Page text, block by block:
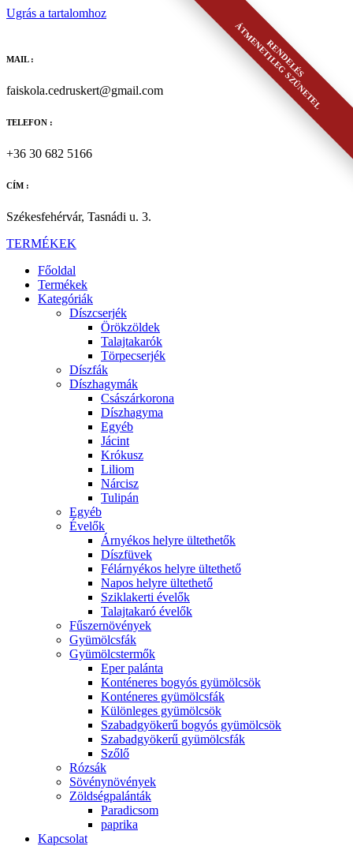
RENDELÉS
ÁTMENETILEG SZÜNETEL
Ugrás a tartalomhoz
MAIL :
faiskola.cedruskert@gmail.com
TELEFON :
+36 30 682 5166
CÍM :
Székesfehérvár, Tasnádi u. 3.
TERMÉKEK
Főoldal
Termékek
Kategóriák
Díszcserjék
Örökzöldek
Talajtakarók
Törpecserjék
Díszfák
Díszhagymák
Császárkorona
Díszhagyma
Egyéb
Jácint
Krókusz
Liliom
Nárcisz
Tulipán
Egyéb
Évelők
Árnyékos helyre ültethetők
Díszfüvek
Félárnyékos helyre ültethető
Napos helyre ültethető
Sziklakerti évelők
Talajtakaró évelők
Fűszernövények
Gyümölcsfák
Gyümölcstermők
Eper palánta
Konténeres bogyós gyümölcsök
Konténeres gyümölcsfák
Különleges gyümölcsök
Szabadgyökerű bogyós gyümölcsök
Szabadgyökerű gyümölcsfák
Szőlő
Rózsák
Sövénynövények
Zöldségpalánták
Paradicsom
paprika
Kapcsolat